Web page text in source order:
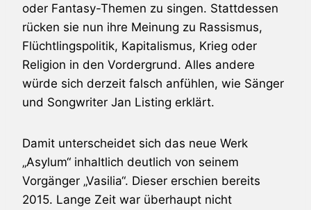
oder Fantasy-Themen zu singen. Stattdessen
rücken sie nun ihre Meinung zu Rassismus,
Flüchtlingspolitik, Kapitalismus, Krieg oder
Religion in den Vordergrund. Alles andere
würde sich derzeit falsch anfühlen, wie Sänger
und Songwriter Jan Listing erklärt.
Damit unterscheidet sich das neue Werk
„Asylum“ inhaltlich deutlich von seinem
Vorgänger „Vasilia“. Dieser erschien bereits
2015. Lange Zeit war überhaupt nicht